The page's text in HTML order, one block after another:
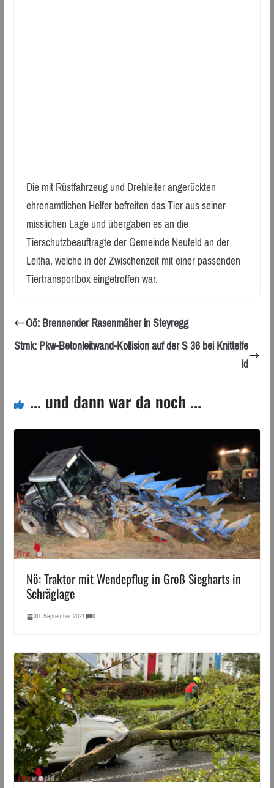
Die mit Rüstfahrzeug und Drehleiter angerückten
ehrenamtlichen Helfer befreiten das Tier aus seiner
misslichen Lage und übergaben es an die
Tierschutzbeauftragte der Gemeinde Neufeld an der
Leitha, welche in der Zwischenzeit mit einer passenden
Tiertransportbox eingetroffen war.
Oö: Brennender Rasenmäher in Steyregg
Stmk: Pkw-Betonleitwand-Kollision auf der S 36 bei Knittelfe
ld
... und dann war da noch ...
Nö: Traktor mit Wendepflug in Groß Siegharts in
Schräglage
30. September 2021 0